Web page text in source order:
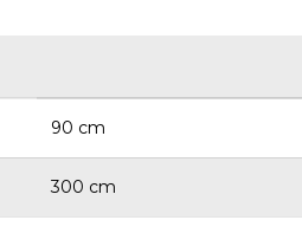
90 cm
300 cm